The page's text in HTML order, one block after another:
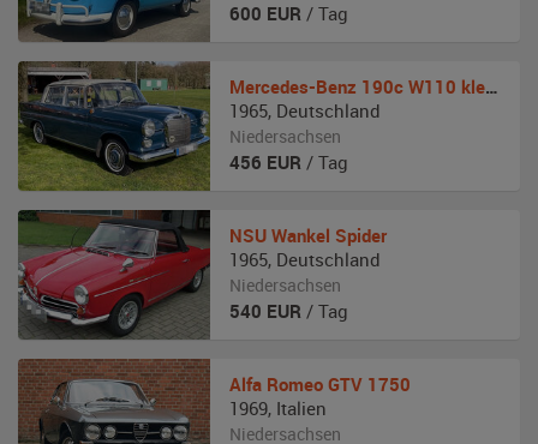
600 EUR / Tag
Mercedes-Benz 190c W110 kleine Heckflosse
1965, Deutschland
Niedersachsen
456 EUR / Tag
NSU Wankel Spider
1965, Deutschland
Niedersachsen
540 EUR / Tag
Alfa Romeo GTV 1750
1969, Italien
Niedersachsen